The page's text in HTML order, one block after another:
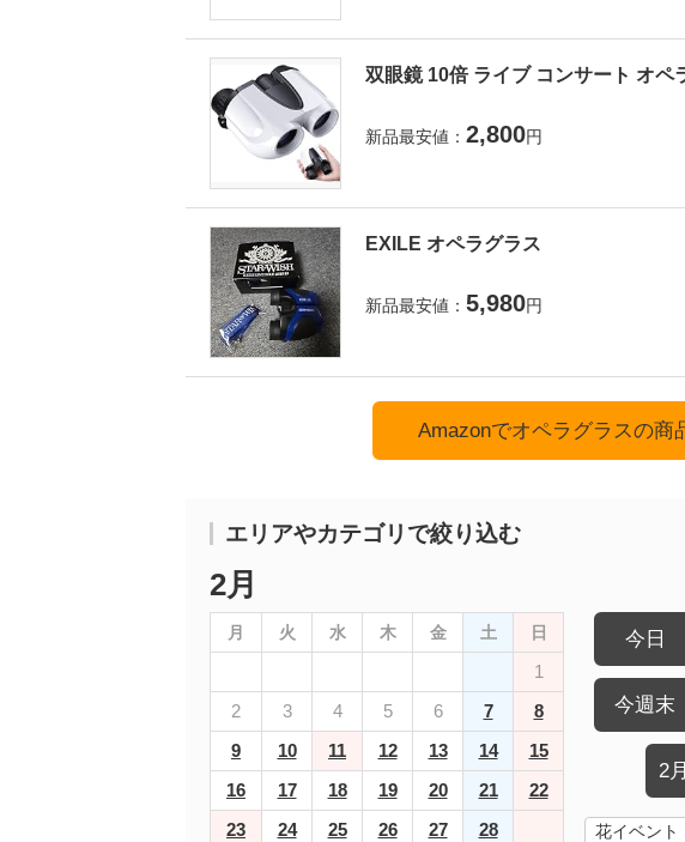
双眼鏡 10倍 ライブ コンサート オペ
新品最安値： 2,800円
EXILE オペラグラス
新品最安値： 5,980円
Amazonでオペラグラスの商
エリアやカテゴリで絞り込む
2月
月 火 水 木 金 土 日
1
2
3 4 5 6 7
8
9
10 11 12 13 14
15
16
17 18 19 20 21
22
23
24 25 26 27 28
今日
今週末
2
花イベント